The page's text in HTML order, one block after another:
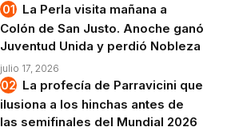
La Perla visita mañana a
Colón de San Justo. Anoche ganó
Juventud Unida y perdió Nobleza
julio 17, 2026
La profecía de Parravicini que
ilusiona a los hinchas antes de
las semifinales del Mundial 2026